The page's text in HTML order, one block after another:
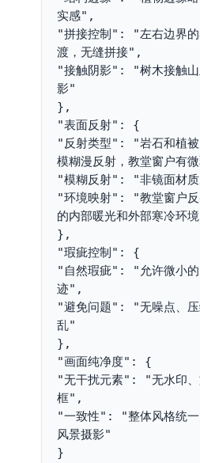
实感",
"拼接控制": "左右边界的
渡，无缝拼接",
"接触阴影": "树木接触山
影"
},
"表面反射": {
"反射类型": "岩石和植被
模糊漫反射，教堂窗户有
"模糊反射": "非镜面材
"环境映射": "教堂窗户反
的内部暖光和外部寒冷环
},
"瑕疵控制": {
"自然瑕疵": "允许微小的
迹",
"避免问题": "无噪点、压
乱"
},
"画面纯净度": {
"无干扰元素": "无水印、
框",
"一致性": "整体风格统一
风景摄影"
}